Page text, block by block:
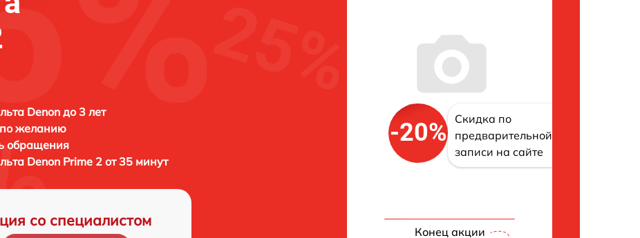
Denon до 3 лет
желанию
обращения
Denon Prime 2 от 35 минут
со специалистом
-20%
Скидка по
предварительной
записи на сайте
Конец акции